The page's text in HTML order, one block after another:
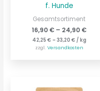
f. Hunde
Gesamtsortiment
16,90 € – 24,90 €
42,25 € – 33,20 € / kg
zzgl. Versandkosten